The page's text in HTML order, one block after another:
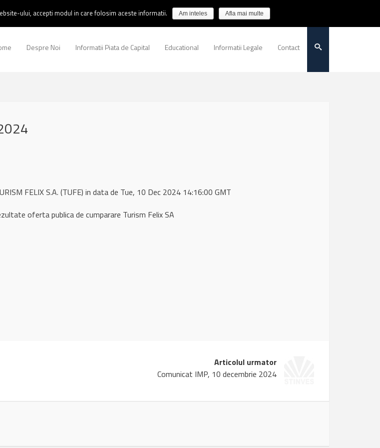
Despre Noi Informatii Piata de Capital Educational Informatii Legale Contact
FELIX S.A. (TUFE) in data de Tue, 10 Dec 2024 14:16:00 GMT
oferta publica de cumparare Turism Felix SA
Articolul urmator
Comunicat IMP, 10 decembrie 2024
ului, accepti modul in care folosim aceste informatii. Am inteles Afla mai multe